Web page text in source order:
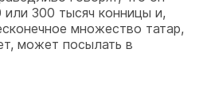
300 тысяч конницы и,
множество татар,
может посылать в